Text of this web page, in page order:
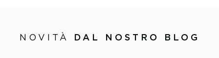
NOVITÀ DAL NOSTRO BLOG